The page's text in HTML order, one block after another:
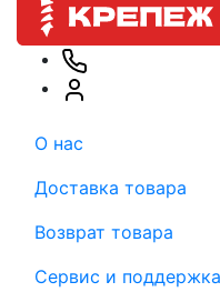
О нас
Доставка товара
Возврат товара
Сервис и поддержка